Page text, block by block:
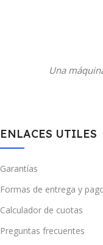
Una
ENLACES UTILES
Garantías
Formas de entrega y
Calculador de cuotas
Preguntas frecuentes